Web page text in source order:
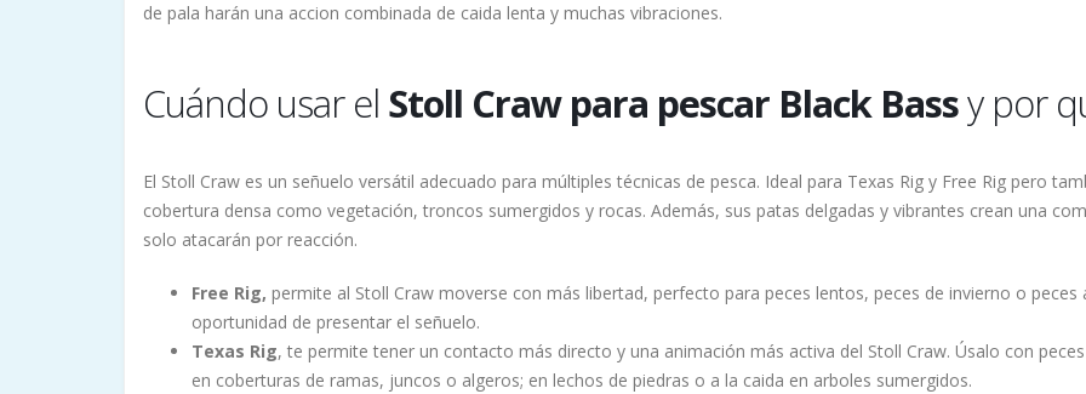
de pala harán una accion combinada de caida lenta y muchas vibraciones.
Cuándo usar el Stoll Craw para pescar Black Bassy por
El Stoll Craw es un señuelo versátil adecuado para múltiples técnicas de pesca. Ideal para Texas Rig y Free Rig pero
cobertura densa como vegetación, troncos sumergidos y rocas. Además, sus patas delgadas y vibrantes crean una
solo atacarán por reacción.
Free Rig, permite al Stoll Craw moverse con más libertad, perfecto para peces lentos, peces de invierno o
oportunidad de presentar el señuelo.
Texas Rig, te permite tener un contacto más directo y una animación más activa del Stoll Craw. Úsalo con
en coberturas de ramas, juncos o algeros; en lechos de piedras o a la caida en arboles sumergidos.